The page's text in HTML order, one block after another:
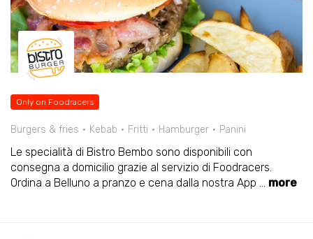
Only on Foodracers
Burgers & fries Kebab Fritti Hamburger Panini
Le specialità di Bistro Bembo sono disponibili con
consegna a domicilio grazie al servizio di Foodracers.
Ordina a Belluno a pranzo e cena dalla nostra App ... more